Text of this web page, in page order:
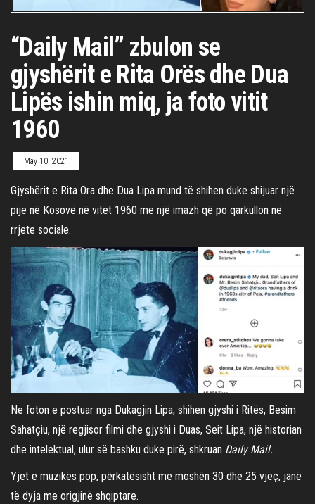
“Daily Mail” zbulon se
gjyshërit e Rita Orës dhe Dua
Lipës ishin miq, ja foto vitit
1960
May 10, 2021
Gjyshërit e Rita Ora dhe Dua Lipa mund të shihen duke shijuar një
pije në Kosovë në vitet 1960 me një imazh që po qarkullon në
rrjete sociale.
Ne foton e postuar nga Dukagjin Lipa, shihen gjyshi i Ritës, Besim
Sahatçiu, një regjisor filmi dhe gjyshi i Duas, Seit Lipa, një historian
dhe intelektual, ulur së bashku duke pirë, shkruan Daily Mail.
Yjet e muzikës pop, përkatësisht me moshën 30 dhe 25 vjeç, janë
të dyja me origjinë shqiptare.